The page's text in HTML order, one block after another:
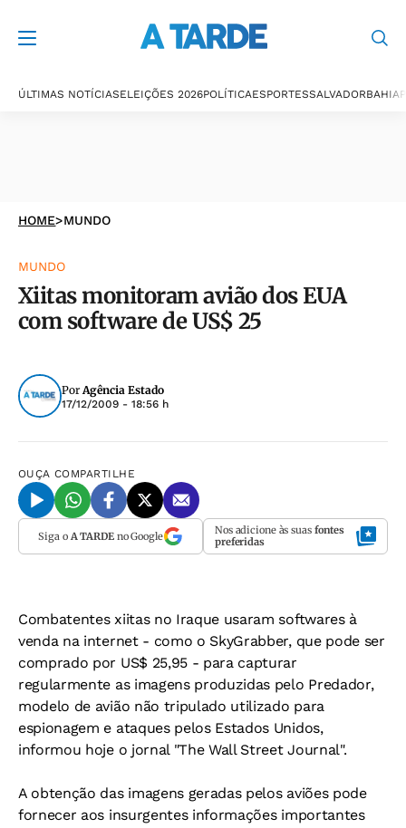
ÚLTIMAS NOTÍCIASELEIÇÕES 2026POLÍTICAESPORTESSALVADORBAHIA
HOME>MUNDO
MUNDO
Xiitas monitoram avião dos EUA
com software de US$ 25
PorAgência Estado
17/12/2009 - 18:56 h
OUÇA COMPARTILHE
Siga o A TARDEno Google Nos adicione às suas fontes
preferidas
Combatentes xiitas no Iraque usaram softwares à
venda na internet - como o SkyGrabber, que pode ser
comprado por US$ 25,95 - para capturar
regularmente as imagens produzidas pelo Predador,
modelo de avião não tripulado utilizado para
espionagem e ataques pelos Estados Unidos,
informou hoje o jornal "The Wall Street Journal".
A obtenção das imagens geradas pelos aviões pode
fornecer aos insurgentes informações importantes